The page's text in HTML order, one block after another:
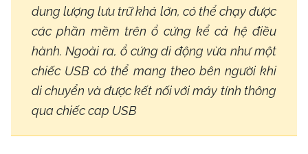
dung lượng lưu trữ khá lớn, có thể chạy được
các phần mềm trên ổ cứng kể cả hệ điều
hành. Ngoài ra, ổ cứng di động vừa như một
chiếc USB có thể mang theo bên người khi
di chuyển và được kết nối với máy tính thông
qua chiếc cap USB